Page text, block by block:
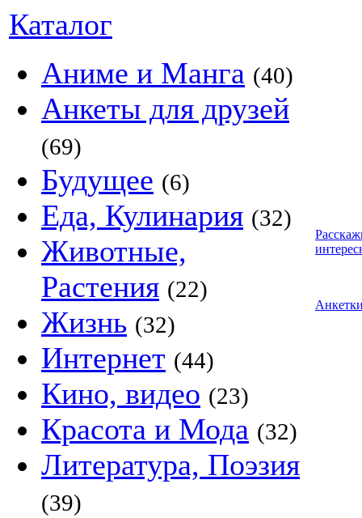
Каталог
Аниме и Манга (40)
Анкеты для друзей
(69)
Будущее (6)
Еда, Кулинария (32)
Животные,
Растения (22)
Жизнь (32)
Интернет (44)
Кино, видео (23)
Красота и Мода (32)
Литература, Поэзия
(39)